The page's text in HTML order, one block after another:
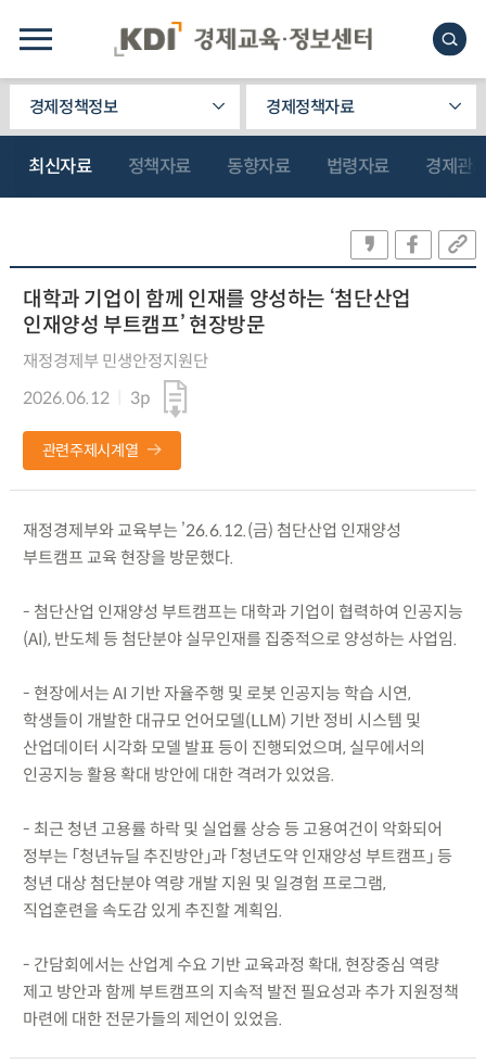
경제정책정보 경제정책자료
최신자료 정책자료 동향자료 법령자료 경제관
대학과 기업이 함께 인재를 양성하는 ‘첨단산업
인재양성 부트캠프’ 현장방문
재정경제부 민생안정지원단
2026.06.12
3p
관련주제시계열
재정경제부와 교육부는 ’26.6.12.(금) 첨단산업 인재양성
부트캠프 교육 현장을 방문했다.
- 첨단산업 인재양성 부트캠프는 대학과 기업이 협력하여 인공지능
(AI), 반도체 등 첨단분야 실무인재를 집중적으로 양성하는 사업임.
- 현장에서는 AI 기반 자율주행 및 로봇 인공지능 학습 시연,
학생들이 개발한 대규모 언어모델(LLM) 기반 정비 시스템 및
산업데이터 시각화 모델 발표 등이 진행되었으며, 실무에서의
인공지능 활용 확대 방안에 대한 격려가 있었음.
- 최근 청년 고용률 하락 및 실업률 상승 등 고용여건이 악화되어
정부는 「청년뉴딜 추진방안」과 「청년도약 인재양성 부트캠프」 등
청년 대상 첨단분야 역량 개발 지원 및 일경험 프로그램,
직업훈련을 속도감 있게 추진할 계획임.
- 간담회에서는 산업계 수요 기반 교육과정 확대, 현장중심 역량
제고 방안과 함께 부트캠프의 지속적 발전 필요성과 추가 지원정책
마련에 대한 전문가들의 제언이 있었음.